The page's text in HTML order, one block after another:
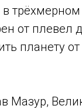
от плевел
планету от
Мазур,